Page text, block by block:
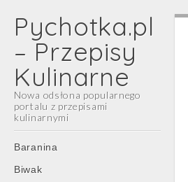
Pychotka.pl
– Przepisy
Kulinarne
Nowa odsłona popularnego
portalu z przepisami
kulinarnymi
Main
menu
Skip
content
Baranina
Biwak